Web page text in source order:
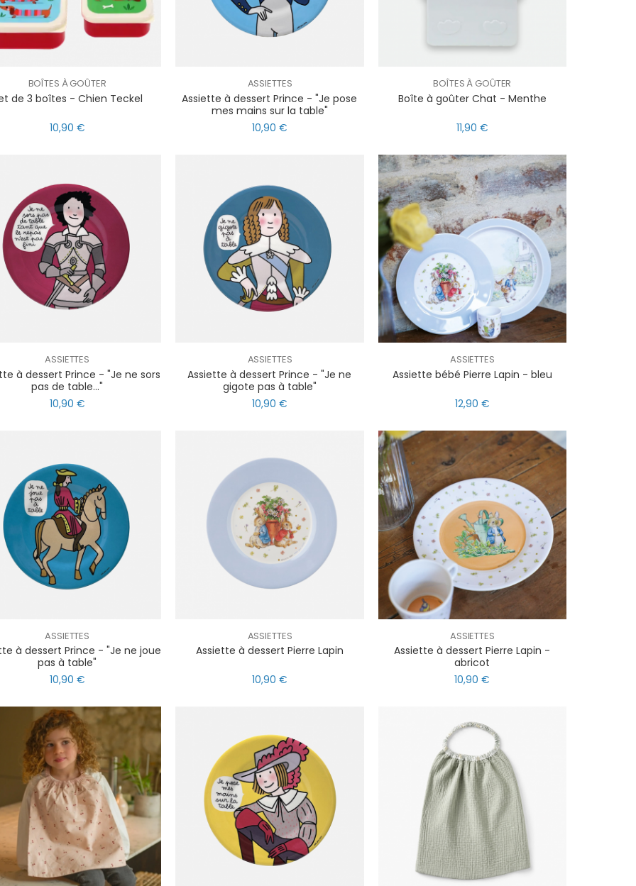
BOÎTES À GOÛTER
de 3 boîtes - Chien Teckel
10,90 €
ASSIETTES
Assiette à dessert Prince - "Je pose
mes mains sur la table"
10,90 €
BOÎTES À GOÛTER
Boîte à goûter Chat - Menthe
11,90 €
ASSIETTES
à dessert Prince - "Je ne sors
pas de table..."
10,90 €
ASSIETTES
Assiette à dessert Prince - "Je ne
gigote pas à table"
10,90 €
ASSIETTES
Assiette bébé Pierre Lapin - bleu
12,90 €
ASSIETTES
à dessert Prince - "Je ne joue
pas à table"
10,90 €
ASSIETTES
Assiette à dessert Pierre Lapin
10,90 €
ASSIETTES
Assiette à dessert Pierre Lapin -
abricot
10,90 €